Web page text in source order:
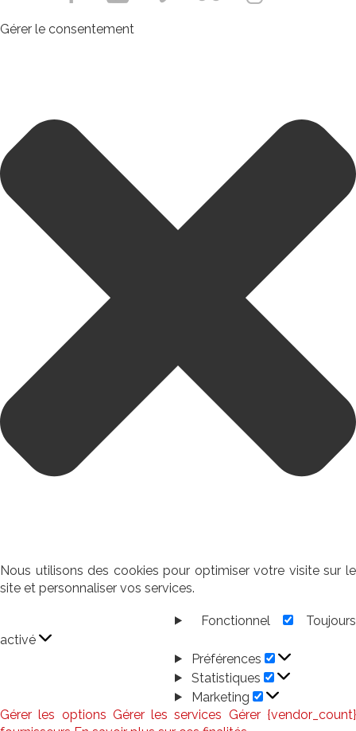
Gérer le consentement
Nous utilisons des cookies pour optimiser votre visite sur le
site et personnaliser vos services.
Fonctionnel
Toujours
activé
Préférences
Statistiques
Marketing
Gérer les options Gérer les services Gérer {vendor_count}